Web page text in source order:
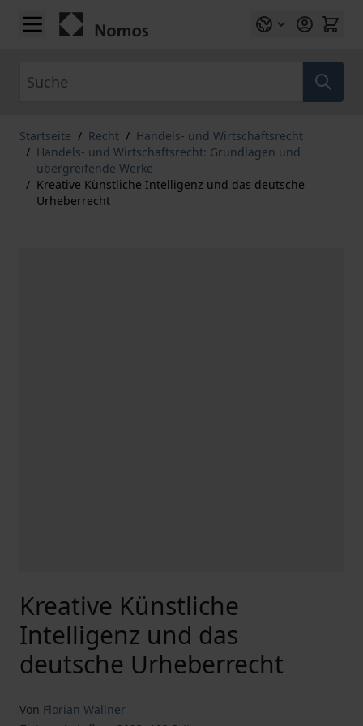
Zum Inhalt springen
Startseite / Recht / Handels- und Wirtschaftsrecht
/ Handels- und Wirtschaftsrecht: Grundlagen und
übergreifende Werke
/ Kreative Künstliche Intelligenz und das deutsche
Urheberrecht
Kreative Künstliche
Intelligenz und das
deutsche Urheberrecht
Von Florian Wallner